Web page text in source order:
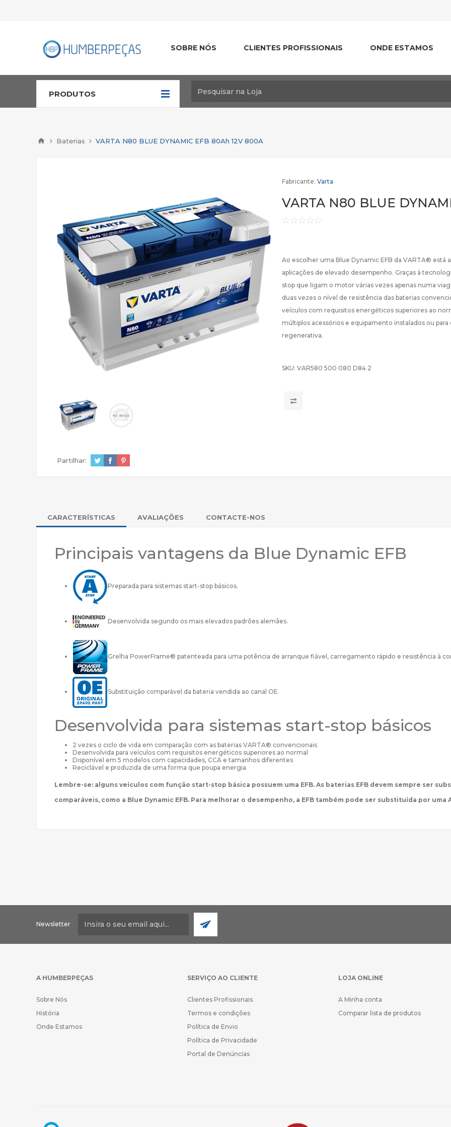
SOBRE NÓS CLIENTES PROFISSIONAIS ONDE ESTAMOS
PRODUTOS
Baterias VARTA N80 BLUE DYNAMIC EFB 80Ah 12V 800A
Fabricante: Varta
VARTA N80 BLUE
Ao escolher uma Blue Dynamic EFB da VARTA® está
aplicações de elevado desempenho. Graças à
stop que ligam o motor várias vezes apenas numa
duas vezes o nível de resistência das baterias
veículos com requisitos energéticos superiores ao
múltiplos acessórios e equipamento instalados ou
regenerativa.
SKU: VAR580 500 080 D84 2
Partilhar:
CARACTERÍSTICAS AVALIAÇÕES CONTACTE-NOS
Principais vantagens da Blue Dynamic EFB
Preparada para sistemas start-stop básicos.
Desenvolvida segundo os mais elevados padrões alemães.
Grelha PowerFrame® patenteada para uma potência de arranque fiável, carregamento rápido e resistência à
Substituição comparável da bateria vendida ao canal OE.
Desenvolvida para sistemas start-stop básicos
2 vezes o ciclo de vida em comparação com as baterias VARTA® convencionais
Desenvolvida para veículos com requisitos energéticos superiores ao normal
Disponível em 5 modelos com capacidades, CCA e tamanhos diferentes
Reciclável e produzida de uma forma que poupa energia
Lembre-se: alguns veículos com função start-stop básica possuem uma EFB. As baterias EFB devem sempre ser
comparáveis, como a Blue Dynamic EFB. Para melhorar o desempenho, a EFB também pode ser substituída por uma
Newsletter
A HUMBERPEÇAS
Sobre Nós
História
Onde Estamos
SERVIÇO AO CLIENTE
Clientes Profissionais
Termos e condições
Política de Envio
Política de Privacidade
Portal de Denúncias
LOJA ONLINE
A Minha conta
Comparar lista de produtos